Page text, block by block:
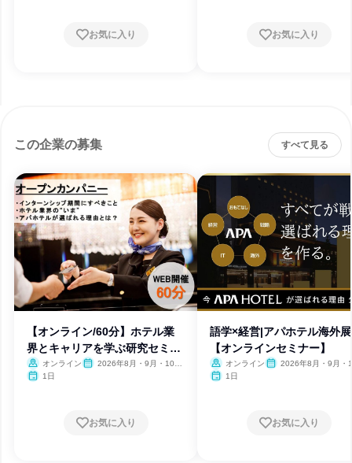
お気に入り お気に入り
この企業の募集 すべて見る
【オンライン/60分】ホテル業
界とキャリアを学ぶ研究セミナ
ー
オンライン
2026年8月・9月・10
1日
お気に入り
語学×経営|アパホテル海外
【オンラインセミナー】
オンライン
2026年8月・9月・
1日
お気に入り